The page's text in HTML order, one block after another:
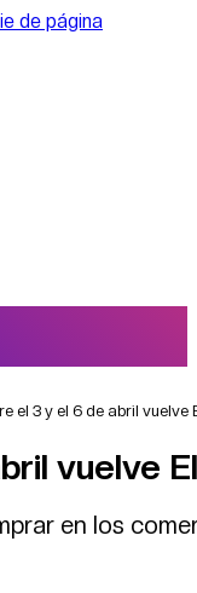
de página
el 3 y el 6 de abril vuelve
vuelve
en los